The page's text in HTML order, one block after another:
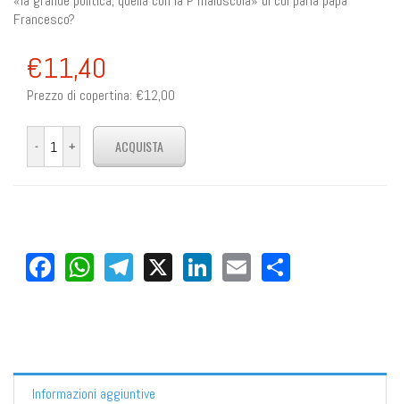
Francesco?
€11,40
Prezzo di copertina: €12,00
Facebook
WhatsApp
Telegram
X LinkedIn
Email
Informazioni aggiuntive